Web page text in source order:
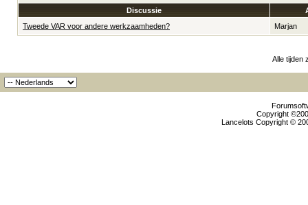
Discussie
Tweede VAR voor andere werkzaamheden?
Marjan
Alle tijden
Copyright
Lancelots Copyright ©